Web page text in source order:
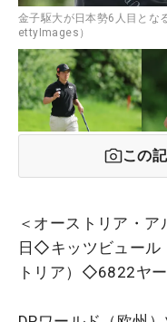
金子駆大が日本勢6人目とな
ettyImages）
この
＜オーストリア・
日◇キッツビュール
トリア）◇6822ヤ